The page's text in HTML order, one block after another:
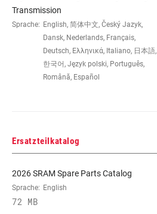
WEIGHT (G)
Transmission
Sprache: English, 简体中文, Český Jazyk,
Dansk, Nederlands, Français,
Deutsch, Ελληνικά, Italiano, 日本語,
한국어, Język polski, Português,
Română, Español
Ersatzteilkatalog
2026 SRAM Spare Parts Catalog
Sprache: English
72 MB